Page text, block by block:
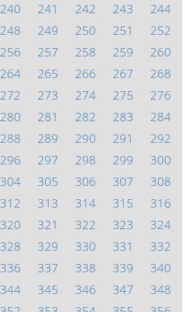
240 241 242 243
244
248 249 250 251
252
256 257 258 259
260
264 265 266 267
268
272 273 274 275
276
280 281 282 283
284
288 289 290 291
292
296 297 298 299
300
304 305 306 307
308
312 313 314 315
316
320 321 322 323
324
328 329 330 331
332
336 337 338 339
340
344 345 346 347
348